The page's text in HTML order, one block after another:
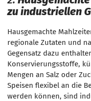
zu industriellen
Hausgemachte
regionale Zutaten und
Gegensatz dazu
Konservierungsstoffe,
Mengen an Salz oder
Speisen flexibel an die
werden können, sind